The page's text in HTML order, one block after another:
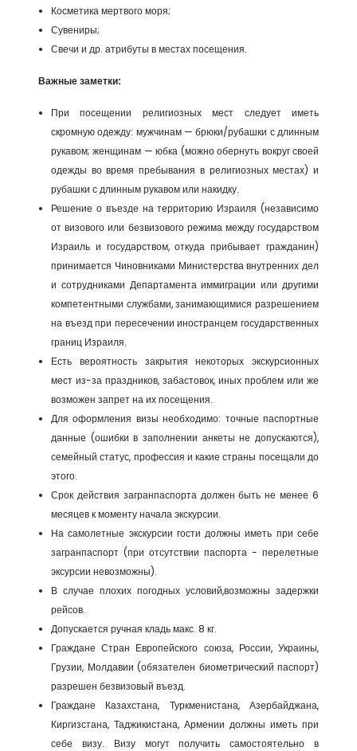
Косметика мертвого моря;
Сувениры;
Свечи и др. атрибуты в местах посещения.
Важные заметки:
При посещении религиозных мест следует иметь
скромную одежду: мужчинам — брюки/рубашки с длинным
рукавом; женщинам — юбка (можно обернуть вокруг своей
одежды во время пребывания в религиозных местах) и
рубашки с длинным рукавом или накидку.
Решение о въезде на территорию Израиля (независимо
от визового или безвизового режима между государством
Израиль и государством, откуда прибывает гражданин)
принимается Чиновниками Министерства внутренних дел
и сотрудниками Департамента иммиграции или другими
компетентными службами, занимающимися разрешением
на въезд при пересечении иностранцем государственных
границ Израиля.
Есть вероятность закрытия некоторых экскурсионных
мест из-за праздников, забастовок, иных проблем или же
возможен запрет на их посещения.
Для оформления визы необходимо: точные паспортные
данные (ошибки в заполнении анкеты не допускаются),
семейный статус, профессия и какие страны посещали до
этого.
Срок действия загранпаспорта должен быть не менее 6
месяцев к моменту начала экскурсии.
На самолетные экскурсии гости должны иметь при себе
загранпаспорт (при отсутствии паспорта - перелетные
эксурсии невозможны).
В случае плохих погодных условий,возможны задержки
рейсов.
Допускается ручная кладь макс. 8 кг.
Граждане Стран Европейского союза, России, Украины,
Грузии, Молдавии (обязателен биометрический паспорт)
разрешен безвизовый въезд.
Граждане Казахстана, Туркменистана, Азербайджана,
Киргизстана, Таджикистана, Армении должны иметь при
себе визу. Визу могут получить самостоятельно в